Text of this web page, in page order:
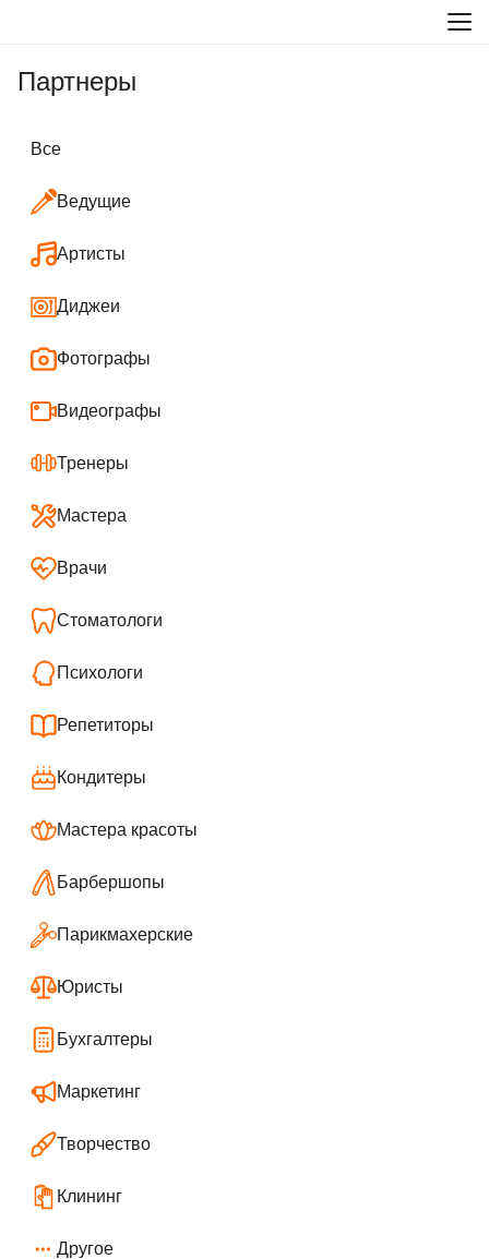
Партнеры
Все
Ведущие
Артисты
Диджеи
Фотографы
Видеографы
Тренеры
Мастера
Врачи
Стоматологи
Психологи
Репетиторы
Кондитеры
Мастера красоты
Барбершопы
Парикмахерские
Юристы
Бухгалтеры
Маркетинг
Творчество
Клининг
Другое